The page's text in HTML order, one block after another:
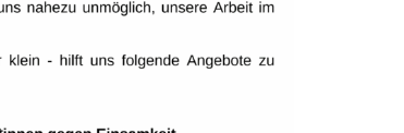
12:00 bis 13:30 Uhr:
Treffpunkt Röthelheimpark (Schenkstr.